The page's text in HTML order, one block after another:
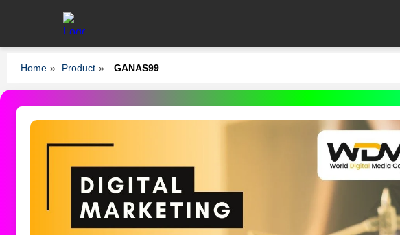
Home » Product » GANAS99